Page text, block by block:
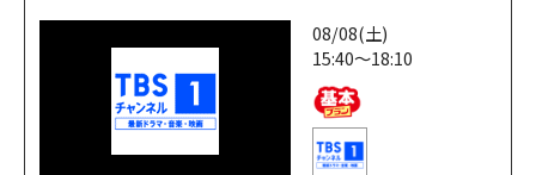
08/08(土)
15:40～18:10